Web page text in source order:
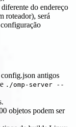
do endereço
roteador), será
antigos
./omp-server --
objetos podem ser